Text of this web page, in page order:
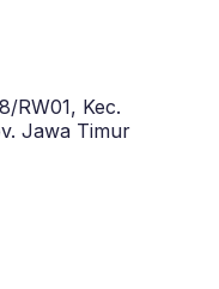
RW01, Kec.
Jawa Timur